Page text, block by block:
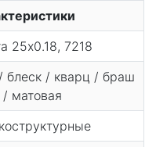
25x0.18, 7218
блеск / кварц / браш
/ матовая